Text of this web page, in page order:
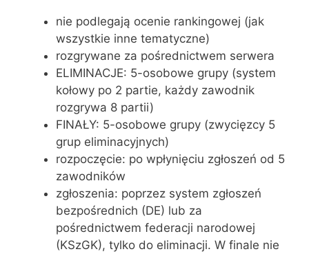
nie podlegają ocenie rankingowej (jak
wszystkie inne tematyczne)
rozgrywane za pośrednictwem serwera
ELIMINACJE: 5-osobowe grupy (system
kołowy po 2 partie, każdy zawodnik
rozgrywa 8 partii)
FINAŁY: 5-osobowe grupy (zwycięzcy 5
grup eliminacyjnych)
rozpoczęcie: po wpłynięciu zgłoszeń od 5
zawodników
zgłoszenia: poprzez system zgłoszeń
bezpośrednich (DE) lub za
pośrednictwem federacji narodowej
(KSzGK), tylko do eliminacji. W finale nie